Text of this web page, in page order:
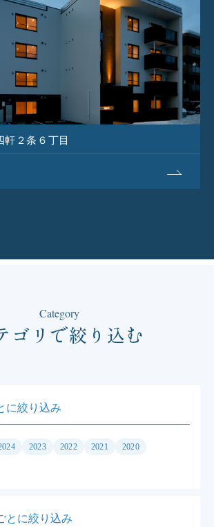
軒２条６丁目
Category
ゴリで絞り込む
に絞り込み
2023 2022 2021
2020
とに絞り込み